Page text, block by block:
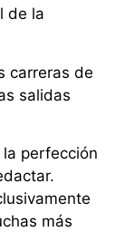
de la
carreras de
salidas
perfección
más